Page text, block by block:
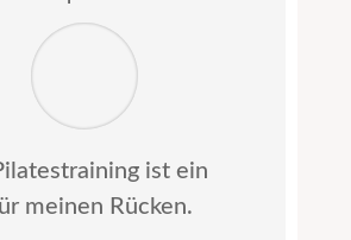
ist ein
meinen Rücken.